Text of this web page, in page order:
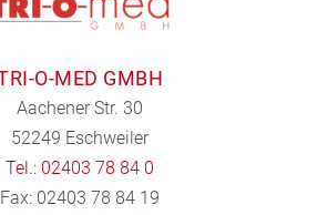
O-MED GMBH
Aachener Str. 30
52249 Eschweiler
Tel.: 02403 78 84 0
Fax: 02403 78 84 19